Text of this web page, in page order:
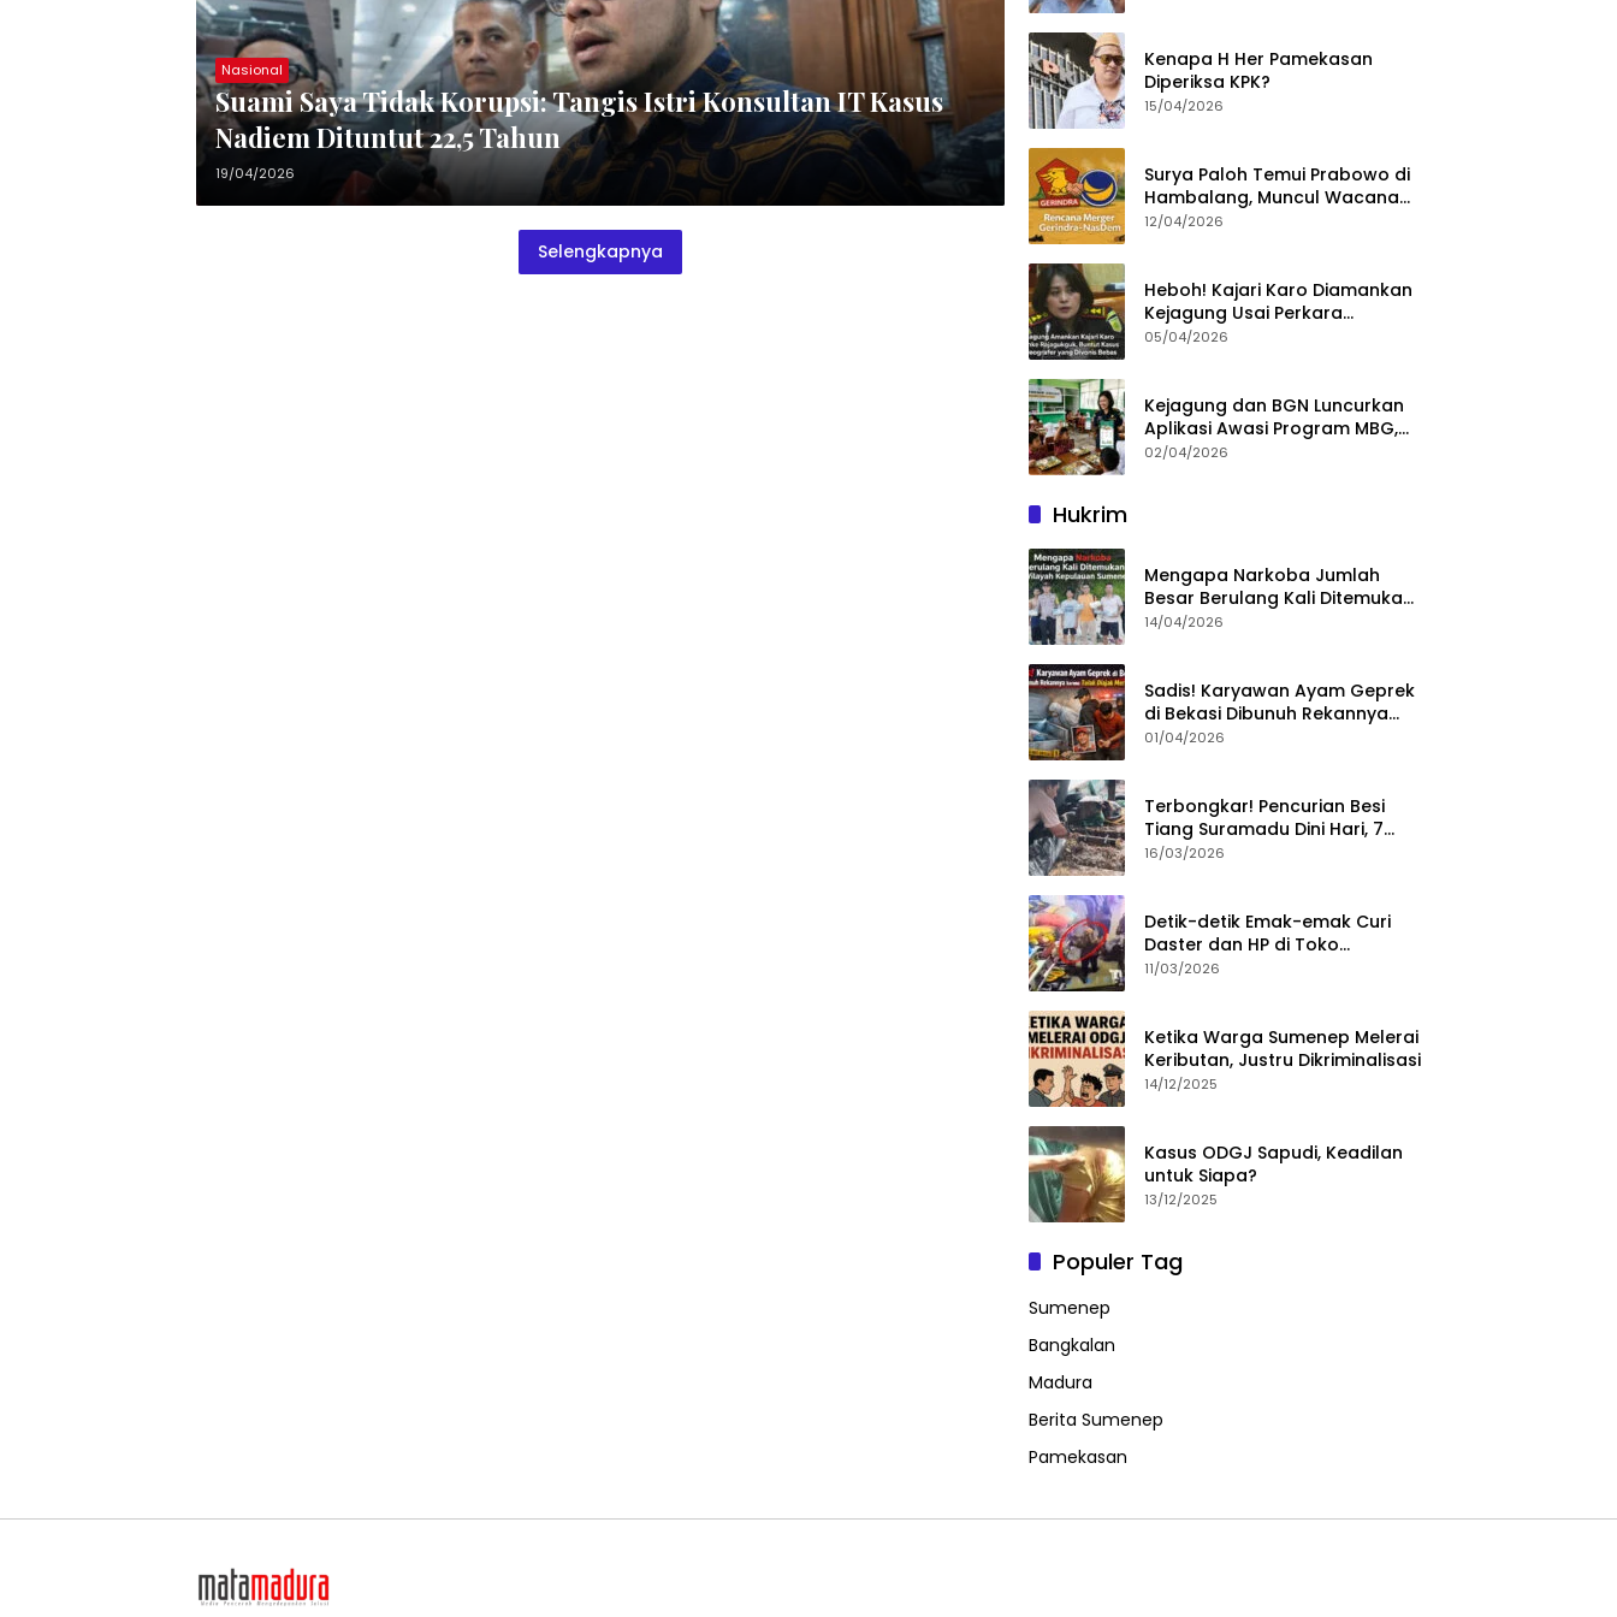
Nasional
Suami Saya Tidak Korupsi: Tangis Istri Konsultan IT Kasus
Nadiem Dituntut 22,5 Tahun
19/04/2026
Selengkapnya
Kenapa H Her Pamekasan
Diperiksa KPK?
15/04/2026
Surya Paloh Temui Prabowo di
Hambalang, Muncul Wacana
Penggabungan NasDem dan
12/04/2026
Heboh! Kajari Karo Diamankan
Kejagung Usai Perkara
Videografer Divonis Bebas
05/04/2026
Kejagung dan BGN Luncurkan
Aplikasi Awasi Program MBG,
Begini Cara Lapornya
02/04/2026
Hukrim
Mengapa Narkoba Jumlah
Besar Berulang Kali Ditemukan
di Wilayah Kepulauan
14/04/2026
Sadis! Karyawan Ayam Geprek
di Bekasi Dibunuh Rekannya
karena Tolak Diajak Merampok
01/04/2026
Terbongkar! Pencurian Besi
Tiang Suramadu Dini Hari, 7
ABK Ditangkap Polisi
16/03/2026
Detik-detik Emak-emak Curi
Daster dan HP di Toko
Sumenep, Aksi Terekam CCTV
11/03/2026
Ketika Warga Sumenep Melerai
Keributan, Justru Dikriminalisasi
14/12/2025
Kasus ODGJ Sapudi, Keadilan
untuk Siapa?
13/12/2025
Populer Tag
Sumenep
Bangkalan
Madura
Berita Sumenep
Pamekasan